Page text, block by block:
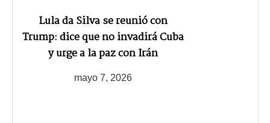
Lula da Silva se reunió con
Trump: dice que no invadirá Cuba
y urge a la paz con Irán
mayo 7, 2026